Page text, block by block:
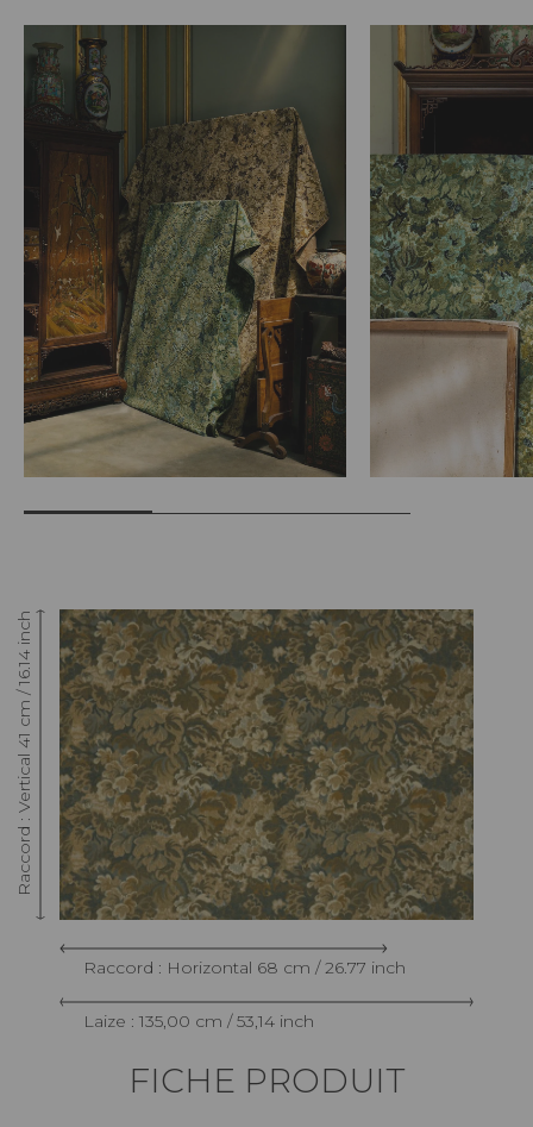
Raccord : Vertical 41 cm / 16.14 inch
Raccord : Horizontal 68 cm / 26.77 inch
Laize : 135,00 cm / 53,14 inch
FICHE PRODUIT